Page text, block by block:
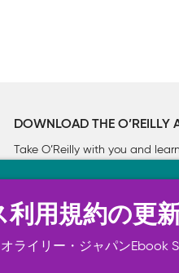
DOWNLOAD THE O’REILLY
Take O’Reilly with you and
の Cookie を必要とします
客様の同意を得て、その
用規約の更
ライリー・ジャパンEbook